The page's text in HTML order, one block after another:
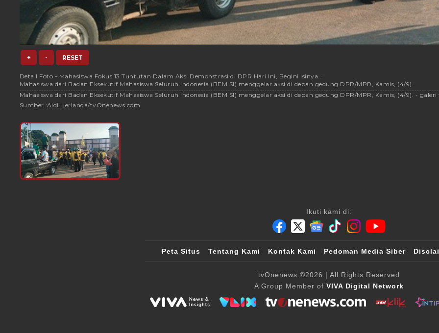
+ - RESET
Detail Foto - Mahasiswa Fokus 13 Tuntutan Dalam Aksi Demonstrasi di DPR Hari Ini, Begini Isinya...
Mahasiswa dari Badan Eksekutif Mahasiswa Seluruh Indonesia (BEM SI) menggelar aksi di depan gedung DPR/MPR, Kamis, (4/9).
Mahasiswa dari Badan Eksekutif Mahasiswa Seluruh Indonesia (BEM SI) menggelar aksi di depan gedung DPR/MPR, Kamis, (4/9). - galeri
Sumber :Aldi Herlanda/tvOnenews.com
Ikuti kami di:
Peta Situs Tentang Kami Kontak Kami Pedoman Media Siber
tvOnenews ©2026 | All Rights Reserved
A Group Member ofVIVA Digital Network